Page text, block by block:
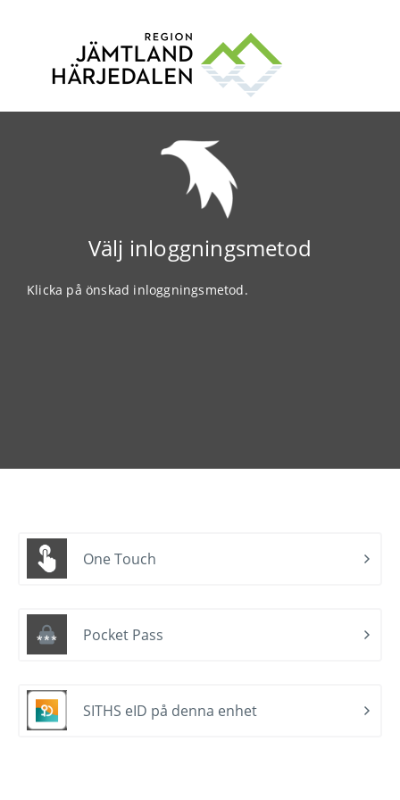
Välj inloggningsmetod
Klicka på önskad inloggningsmetod.
One Touch
Pocket Pass
SITHS eID på denna enhet